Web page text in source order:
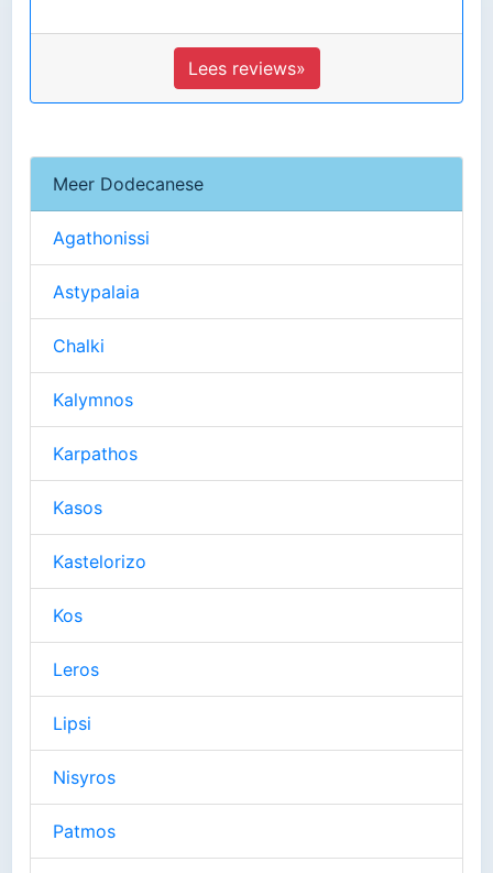
Lees reviews»
Meer Dodecanese
Agathonissi
Astypalaia
Chalki
Kalymnos
Karpathos
Kasos
Kastelorizo
Kos
Leros
Lipsi
Nisyros
Patmos